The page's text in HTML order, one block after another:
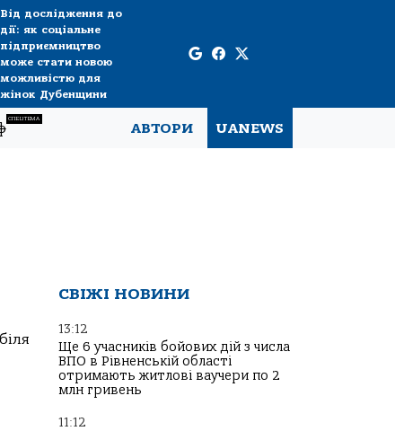
Від дослідження до
дії: як соціальне
підприємництво
може стати новою
можливістю для
жінок Дубенщини
СПЕЦТЕМА
АВТОРИ UANEWS
СВІЖІ НОВИНИ
13:12
Ще 6 учасників бойових дій з числа
ВПО в Рівненській області
отримають житлові ваучери по 2
млн гривень
11:12